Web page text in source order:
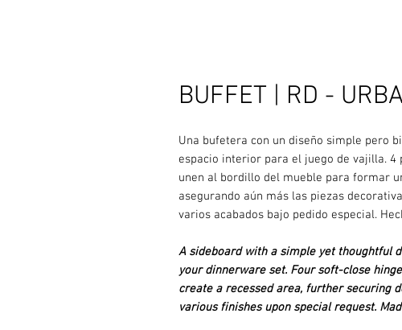
BUFFET | RD -
Una bufetera con un diseño simple pero
espacio interior para el juego de vajilla.
unen al bordillo del mueble para formar
asegurando aún más las piezas
varios acabados bajo pedido especial.
A sideboard with a simple yet thoughtful
your dinnerware set. Four soft-close
create a recessed area, further securing
various finishes upon special request.